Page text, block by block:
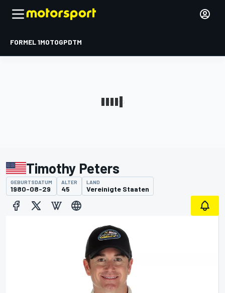
FORMEL 1MOTOGPDTM
Timothy Peters
GEBURTSDATUM
1980-08-29
ALTER
45
LAND
Vereinigte Staaten